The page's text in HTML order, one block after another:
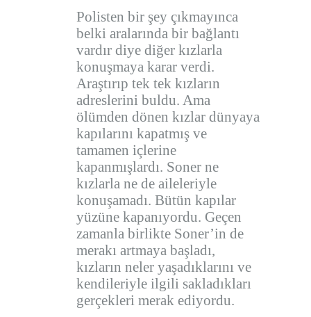
Polisten bir şey çıkmayınca
belki aralarında bir bağlantı
vardır diye diğer kızlarla
konuşmaya karar verdi.
Araştırıp tek tek kızların
adreslerini buldu. Ama
ölümden dönen kızlar dünyaya
kapılarını kapatmış ve
tamamen içlerine
kapanmışlardı. Soner ne
kızlarla ne de aileleriyle
konuşamadı. Bütün kapılar
yüzüne kapanıyordu. Geçen
zamanla birlikte Soner’in de
merakı artmaya başladı,
kızların neler yaşadıklarını ve
kendileriyle ilgili sakladıkları
gerçekleri merak ediyordu.